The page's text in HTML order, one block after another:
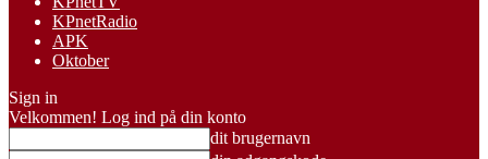
KPnetRadio
APK
Oktober
Sign in
Velkommen! Log ind på din konto
dit brugernavn